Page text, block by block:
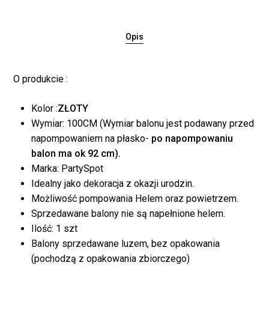
Brak produktów w
koszyku.
Opis
O produkcie :
Kolor :ZŁOTY
Wymiar: 100CM (Wymiar balonu jest podawany przed
napompowaniem na płasko- po napompowaniu
balon ma ok 92 cm).
Marka: PartySpot
Idealny jako dekoracja z okazji urodzin.
Możliwość pompowania Helem oraz powietrzem.
Sprzedawane balony nie są napełnione helem.
Ilość: 1 szt
Balony sprzedawane luzem, bez opakowania
(pochodzą z opakowania zbiorczego)